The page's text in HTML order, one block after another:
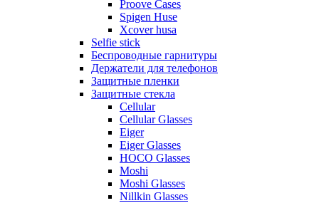
Proove Cases
Spigen Huse
Xcover husa
Selfie stick
Беспроводные гарнитуры
Держатели для телефонов
Защитные пленки
Защитные стекла
Cellular
Cellular Glasses
Eiger
Eiger Glasses
HOCO Glasses
Moshi
Moshi Glasses
Nillkin Glasses